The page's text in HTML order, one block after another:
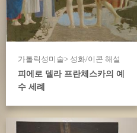
가톨릭성미술> 성화/이콘 해설
피에로 델라 프란체스카의 예
수 세례